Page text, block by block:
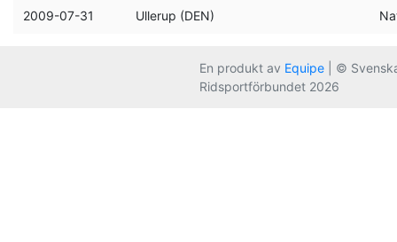
2009-07-31 Ullerup (DEN)
En produkt av Equipe | ©
Ridsportförbundet 2026